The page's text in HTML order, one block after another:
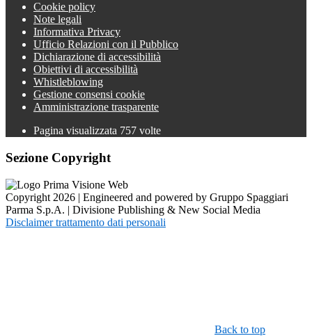
Cookie policy
Note legali
Informativa Privacy
Ufficio Relazioni con il Pubblico
Dichiarazione di accessibilità
Obiettivi di accessibilità
Whistleblowing
Gestione consensi cookie
Amministrazione trasparente
Pagina visualizzata 757 volte
Sezione Copyright
Copyright 2026 | Engineered and powered by Gruppo Spaggiari
Parma S.p.A. | Divisione Publishing & New Social Media
Disclaimer trattamento dati personali
Back to top